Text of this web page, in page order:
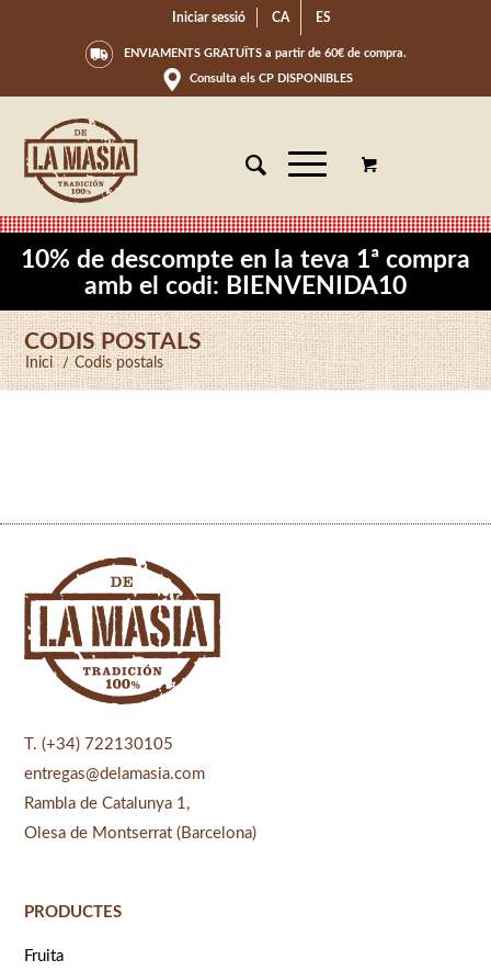
Iniciar sessió CA ES
ENVIAMENTS GRATUÏTS a partir de 60€ de compra.
Consulta els CP DISPONIBLES
10% de descompte en la teva 1ª compra
amb el codi: BIENVENIDA10
CODIS POSTALS
Inici / Codis postals
T. (+34) 722130105
entregas@delamasia.com
Rambla de Catalunya 1,
Olesa de Montserrat (Barcelona)
PRODUCTES
Fruita